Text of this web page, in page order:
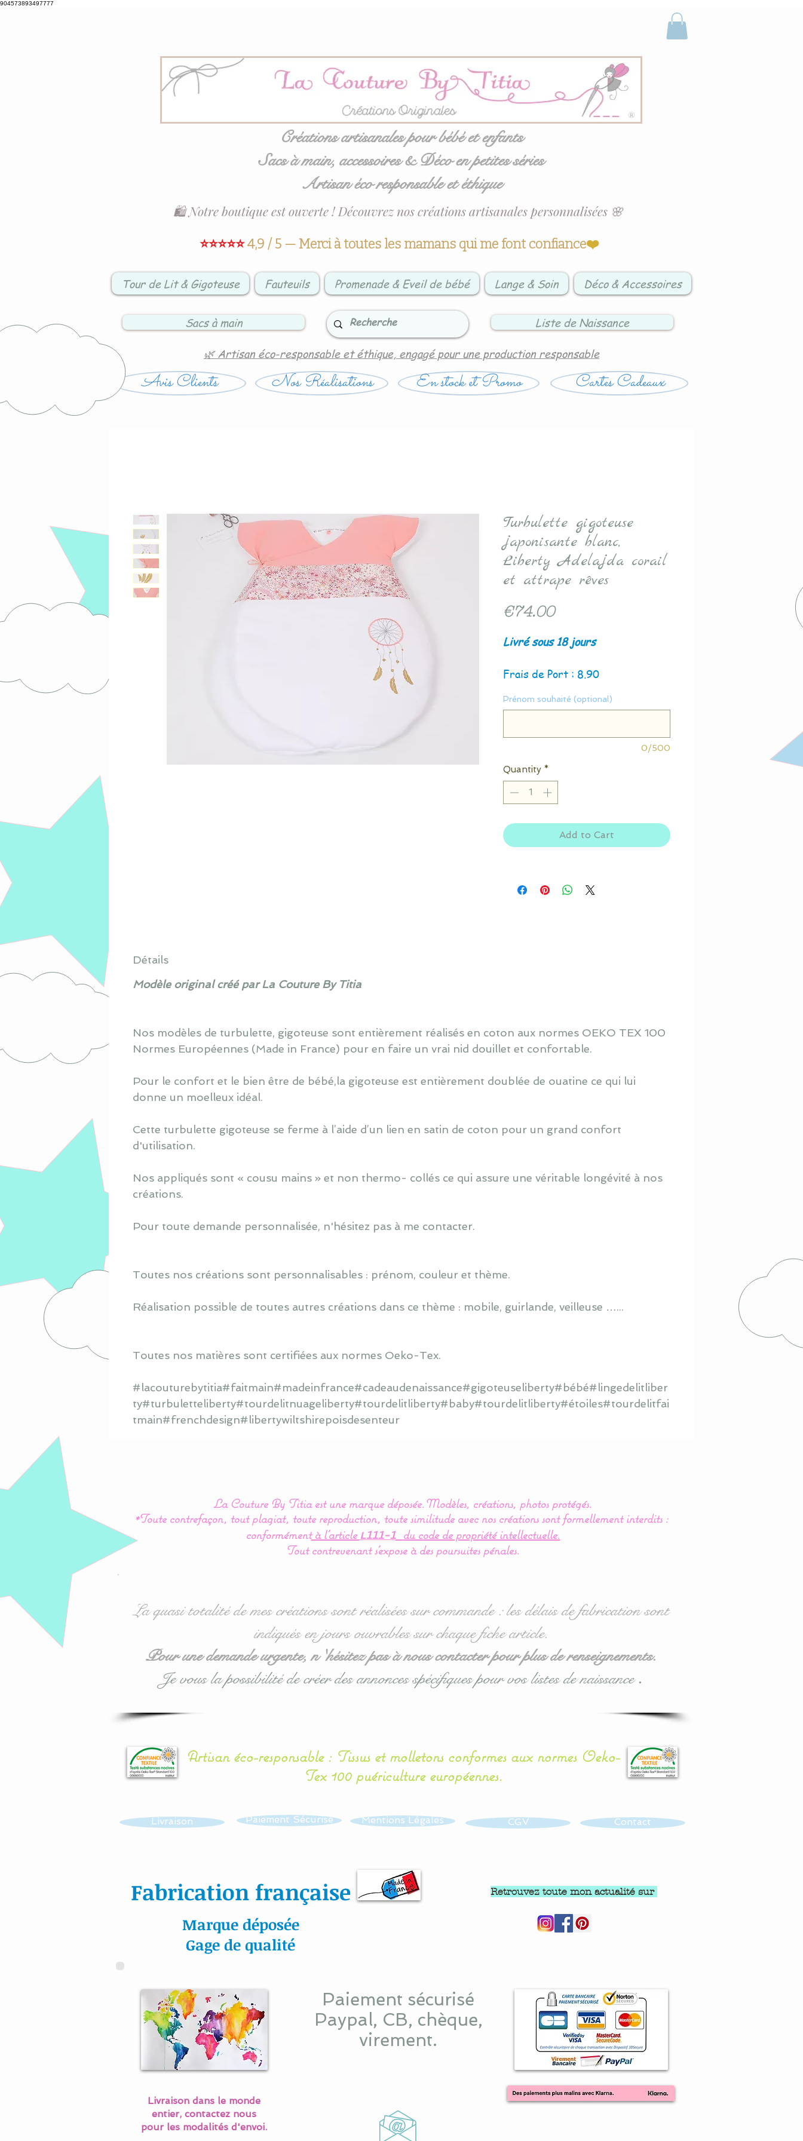
904573893497777
Créations artisanales pour bébé et enfants
Sacs à main, accessoires & Déco en petites séries
Artisan éco responsable et éthique
⭐⭐⭐⭐⭐4,9 / 5 — Merci à toutes les mamans qui me font confiance❤️
🛍️ Notre boutique est ouverte ! Découvrez nos créations artisanales personnalisées 🌸
Tour de Lit & Gigoteuse Fauteuils Promenade & Eveil de bébé Lange & Soin Déco & Accessoires
Sacs à main Liste de Naissance
🌿 Artisan éco-responsable et éthique, engagé pour une production responsable
Avis Clients Nos Réalisations En stock et Promo Cartes Cadeaux
Turbulette gigoteuse
japonisante blanc,
Liberty Adelajda corail
et attrape rêves
€74.00Price
Livré sous 18 jours
Frais de Port : 8.90
Prénom souhaité (optional)
0/500
Quantity *
Add to Cart
Détails
Modèle original créé par La Couture By Titia
Nos modèles de turbulette, gigoteuse sont entièrement réalisés en coton aux normes OEKO TEX 100
Normes Européennes (Made in France) pour en faire un vrai nid douillet et confortable.
Pour le confort et le bien être de bébé,la gigoteuse est entièrement doublée de ouatine ce qui lui
donne un moelleux idéal.
Cette turbulette gigoteuse se ferme à l’aide d’un lien en satin de coton pour un grand confort
d'utilisation.
Nos appliqués sont « cousu mains » et non thermo- collés ce qui assure une véritable longévité à nos
créations.
Pour toute demande personnalisée, n'hésitez pas à me contacter.
Toutes nos créations sont personnalisables : prénom, couleur et thème.
Réalisation possible de toutes autres créations dans ce thème : mobile, guirlande, veilleuse …...
Toutes nos matières sont certifiées aux normes Oeko-Tex.
#lacouturebytitia#faitmain#madeinfrance#cadeaudenaissance#gigoteuseliberty#bébé#lingedelitliber
ty#turbuletteliberty#tourdelitnuageliberty#tourdelitliberty#baby#tourdelitliberty#étoiles#tourdelitfai
tmain#frenchdesign#libertywiltshirepoisdesenteur
La Couture By Titia est une marque déposée. Modèles, créations, photos protégés.
*Toute contrefaçon, tout plagiat, toute reproduction, toute similitude avec nos créations sont formellement interdits :
conformémentà l’article L111-1
du code de propriété intellectuelle.
Tout contrevenant s'expose à des poursuites pénales.
La quasi totalité de mes créations sont réalisées sur commande : les délais de fabrication sont
indiqués en jours ouvrables sur chaque fiche article.
Pour une demande urgente, n 'hésitez pas à nous contacter pour plus de renseignements.
Je vous la possibilité de créer des annonces spécifiques pour vos listes de naissance.
Artisan éco-responsable : Tissus et molletons conformes aux normes Oeko-
Tex 100 puériculture européennes.
Livraison Paiement Sécurisé Mentions Légales
Fabrication française
Marque déposée
Gage de qualité
CGV Contact
Retrouvez toute mon actualité sur
Livraison dans le monde
entier, contactez nous
pour les modalités d'envoi.
Paiement sécurisé
Paypal, CB, chèque,
virement.